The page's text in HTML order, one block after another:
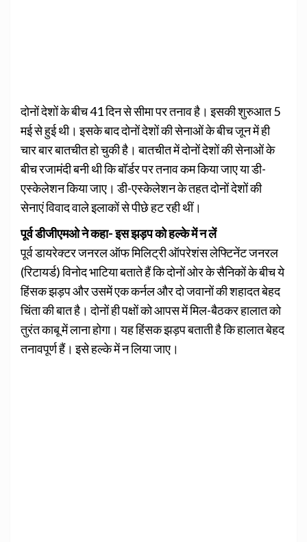
दोनों देशों के बीच 41 दिन से सीमा पर तनाव है। इसकी शुरुआत 5
मई से हुई थी। इसके बाद दोनों देशों की सेनाओं के बीच जून में ही
चार बार बातचीत हो चुकी है। बातचीत में दोनों देशों की सेनाओं के
बीच रजामंदी बनी थी कि बॉर्डर पर तनाव कम किया जाए या डी-
एस्केलेशन किया जाए। डी-एस्केलेशन के तहत दोनों देशों की
सेनाएं विवाद वाले इलाकों से पीछे हट रही थीं।
पूर्व डीजीएमओ ने कहा- इस झड़प को हल्के में न लें
पूर्व डायरेक्टर जनरल ऑफ मिलिट्री ऑपरेशंस लेफ्टिनेंट जनरल
(रिटायर्ड) विनोद भाटिया बताते हैं कि दोनों ओर के सैनिकों के बीच ये
हिंसक झड़प और उसमें एक कर्नल और दो जवानों की शहादत बेहद
चिंता की बात है। दोनों ही पक्षों को आपस में मिल-बैठकर हालात को
तुरंत काबू में लाना होगा। यह हिंसक झड़प बताती है कि हालात बेहद
तनावपूर्ण हैं। इसे हल्के में न लिया जाए।